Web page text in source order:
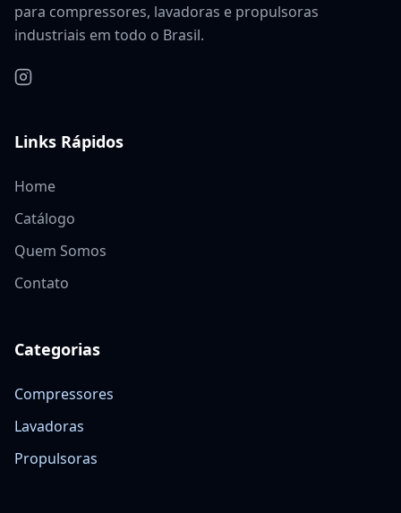
para compressores, lavadoras e propulsoras
industriais em todo o Brasil.
Links Rápidos
Home
Catálogo
Quem Somos
Contato
Categorias
Compressores
Lavadoras
Propulsoras